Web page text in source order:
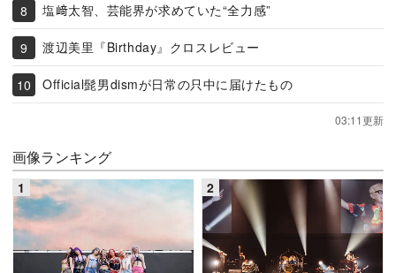
塩﨑太智、芸能界が求めていた“全力感”
渡辺美里『Birthday』クロスレビュー
Official髭男dismが日常の只中に届けたもの
03:11更新
画像ランキング